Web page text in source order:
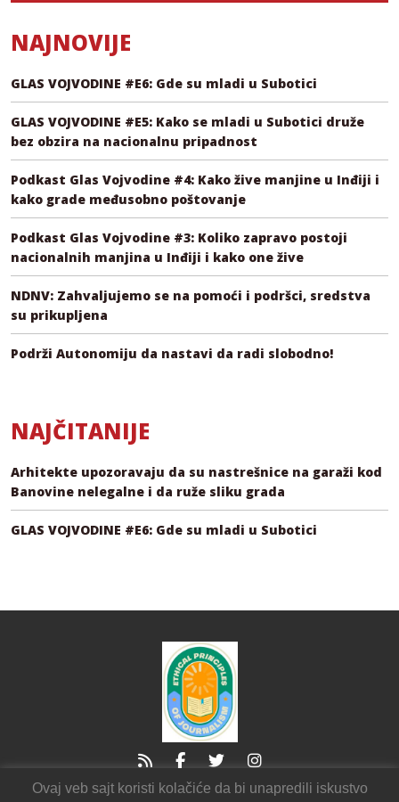
NAJNOVIJE
GLAS VOJVODINE #E6: Gde su mladi u Subotici
GLAS VOJVODINE #E5: Kako se mladi u Subotici druže
bez obzira na nacionalnu pripadnost
Podkast Glas Vojvodine #4: Kako žive manjine u Inđiji i
kako grade međusobno poštovanje
Podkast Glas Vojvodine #3: Koliko zapravo postoji
nacionalnih manjina u Inđiji i kako one žive
NDNV: Zahvaljujemo se na pomoći i podršci, sredstva
su prikupljena
Podrži Autonomiju da nastavi da radi slobodno!
NAJČITANIJE
Arhitekte upozoravaju da su nastrešnice na garaži kod
Banovine nelegalne i da ruže sliku grada
GLAS VOJVODINE #E6: Gde su mladi u Subotici
Ovaj veb sajt koristi kolačiće da bi unapredili iskustvo